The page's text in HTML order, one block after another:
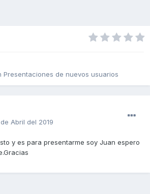
Presentaciones de nuevos usuarios
Abril del 2019
y es para presentarme soy Juan espero